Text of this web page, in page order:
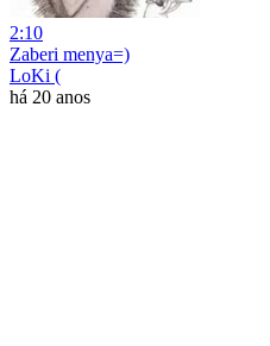
2:10
Zaberi menya=)
LoKi (
há 20 anos